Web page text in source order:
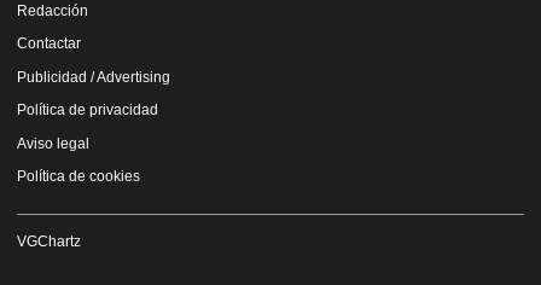
Redacción
Contactar
Publicidad / Advertising
Política de privacidad
Aviso legal
Política de cookies
VGChartz